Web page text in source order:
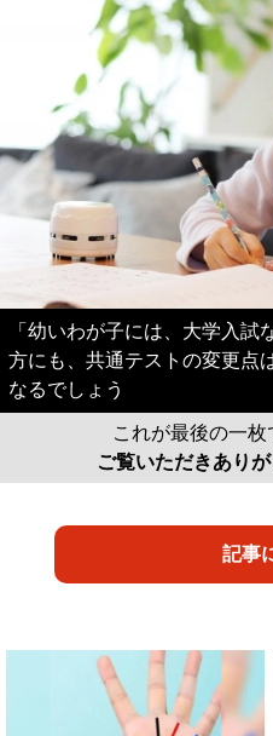
「幼いわが子には、大学入試
方にも、共通テストの変更点
なるでしょう
これが最後の一枚
ご覧いただきあり
記事